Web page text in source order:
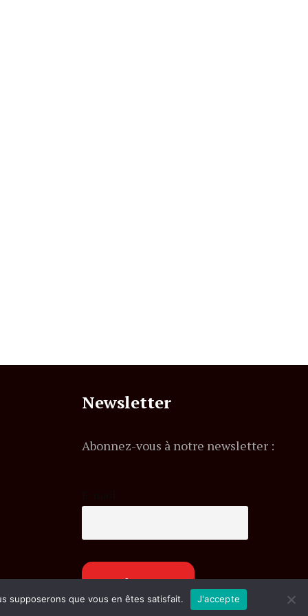
Newsletter
Abonnez-vous à notre newsletter :
supposerons que vous en êtes satisfait. J'accepte